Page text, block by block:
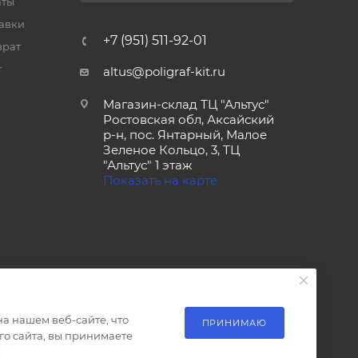
+7 (951) 511-92-01
altus@poligraf-kit.ru
Магазин-склад ТЦ "Альтус"
Ростовская обл, Аксайский
р-н, пос. Янтарный, Малое
Зеленое Кольцо, 3, ТЦ
"Альтус" 1 этаж
Показать на карте
нашем веб-сайте, что
сайта, вы принимаете
ПРИНИМАЮ